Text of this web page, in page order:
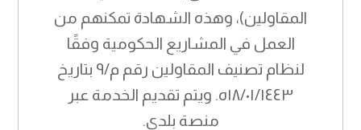
المقاولين)، وهذه الشهادة تمكنهم من
العمل في المشاريع الحكومية وفقًا
لنظام تصنيف المقاولين رقم م/٩ بتاريخ
١٨/٠١/١٤٤٣ه. ويتم تقديم الخدمة عبر
منصة بلدي.